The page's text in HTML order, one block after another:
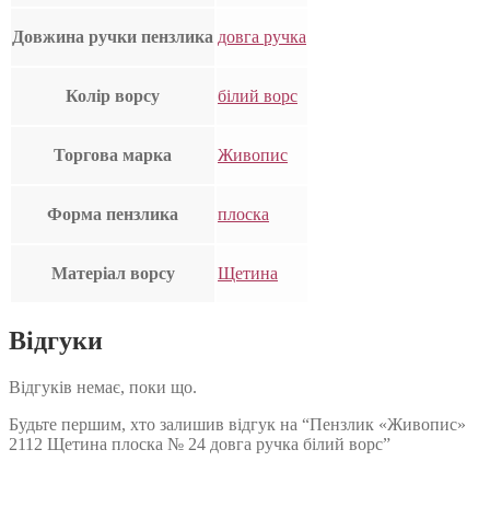
Довжина ручки пензлика довга ручка
Колір ворсу білий ворс
Торгова марка Живопис
Форма пензлика плоска
Матеріал ворсу Щетина
Відгуки
Відгуків немає, поки що.
Будьте першим, хто залишив відгук на “Пензлик «Живопис»
2112 Щетина плоска № 24 довга ручка білий ворс”